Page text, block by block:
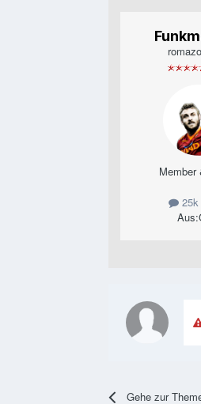
Member
25k
Aus:
Gehe zur